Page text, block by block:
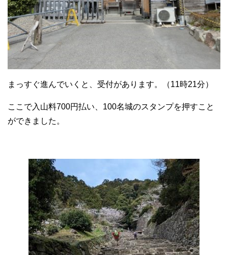
まっすぐ進んでいくと、受付があります。（11時21分）
ここで入山料700円払い、100名城のスタンプを押すこと
ができました。